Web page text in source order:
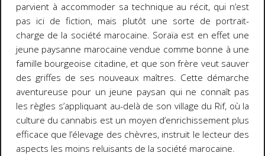
parvient à accommoder sa technique au récit, qui n’est
pas ici de fiction, mais plutôt une sorte de portrait-
charge de la société marocaine. Soraïa est en effet une
jeune paysanne marocaine vendue comme bonne à une
famille bourgeoise citadine, et que son frère veut sauver
des griffes de ses nouveaux maîtres. Cette démarche
aventureuse pour un jeune paysan qui ne connaît pas
les règles s’appliquant au-delà de son village du Rif, où la
culture du cannabis est un moyen d’enrichissement plus
efficace que l’élevage des chèvres, instruit le lecteur des
aspects les moins reluisants de la société marocaine.